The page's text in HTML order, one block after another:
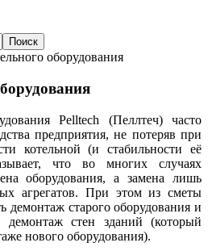
оборудования
Pelltech (Пеллтеч) часто
предприятия, не потеряв при
котельной (и стабильности её
что во многих случаях
оборудования, а замена лишь
агрегатов. При этом из сметы
демонтаж старого оборудования и
стен зданий (который
нового оборудования).